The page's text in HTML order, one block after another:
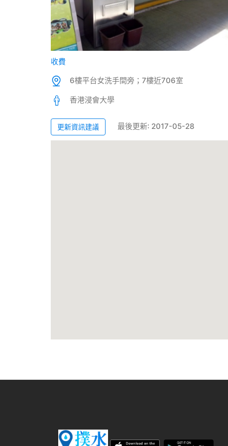
收費
6樓平台女洗手間旁；7樓近706室
香港浸會大學
更新資訊建議 最後更新: 2017-05-28